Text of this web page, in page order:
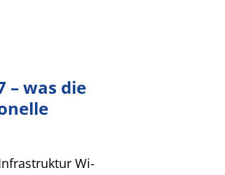
– was die
Wi-